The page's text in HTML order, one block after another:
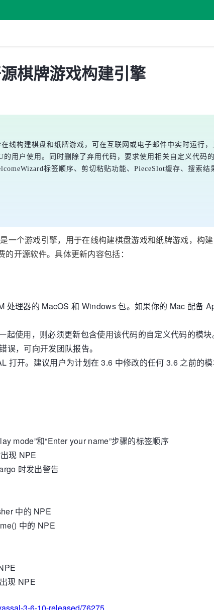
棋牌游戏构建引擎
线构建棋盘和纸牌游戏，可在互联网或电子邮件中实时运行
用户使用。同时删除了弃用代码，要求使用相关自定义代码
标签顺序、剪切粘贴功能、PieceSlot缓存、搜索
个游戏引擎，用于在线构建棋盘游戏和纸牌游戏，构
开源软件。具体更新内容包括：
处理器的 MacOS 和 Windows 包。如果你的 Mac 配备
使用，则必须更新包含使用该代码的自定义代码的模块
误，可向开发团队报告。
打开。建议用户为计划在 3.6 中修改的任何 3.6 之前的模
mode”和“Enter your name”步骤的标签顺序
现 NPE
时发出警告
中的 NPE
中的 NPE
现 NPE